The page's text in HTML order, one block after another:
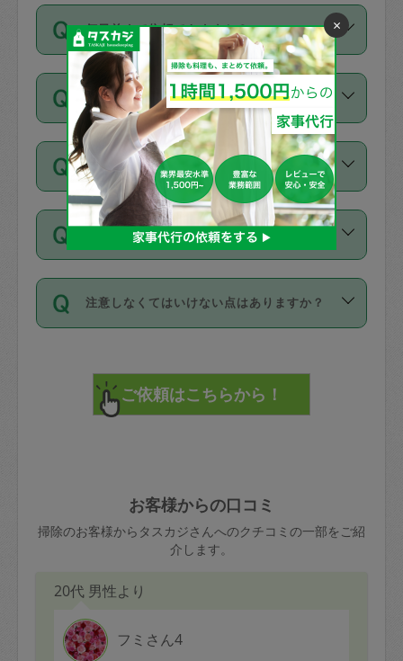
万が一、依頼した時間帯と作業時間が１
時間も被らない場合、損害保険の対象外
となりますので、ご注意ください。
方、海外からの留学生、家事が好きな会
社員など様々なバックグラウンドの方が
登録しています。
また外国人の方は英語しか話せない方、
日本語も話せる方など様々です。
バックグラウンドや得意分野はプロフィ
ールに記載していますので、各自の得意
分野を見極めて、目的に合わせてお仕事
を依頼してください。
人の場合は在留カードで労働許可状況を
確認しています。タスカジさんトレーニ
ング動画を使ったセルフトレーニングの
のち、タスカジモニター宅にて３時間の
現場トライアルを受け、合格したタスカ
ジさんが活動されています。
※テストセンターの講評は１件目のレビュ
ーとして記載されていますので依頼の際
に参考にしてください。
参考：【詳細】タスカジさんの登録に際
依頼者とタスカジさんとの間でタスカジ
を通して成立した作業時間内での作業に
適用されます。作業範囲は、掃除、洗
濯、料理、作り置き、整理収納、買い物
です。作業中に物を壊したり、人にけが
をさせたりした場合が対象で、補償金額
は対物1000万円、対人1億円が上限で
す。
万が一損害が発生した場合は、その場の
写真を撮り、
詳細FAQ：
損害賠償保険について教えて
何日前まで依頼できますか？
ご依頼は、現在を起点に3日後（72時間
以降）の日時から受付可能となっていま
す。
ただし、72時間を切った直前の日程では
タスカジさんへ「募集」をかけることが
可能です。
キャンセル料はかかりますか？
キャンセル料には、以下の2種類がありま
す。
1. 直前キャンセル（定期、スポット契約
共通）
72時間を超える※と、以下のキャンセル
料が発生します。
直前キャンセル料：
72時間前〜24時間前＝依頼料金の50%
依頼者不在による当日キャンセル＝依頼
金額の100%＋交通費全額
合、水曜日午前9時以降はキャンセル料が
発生
水曜日9時〜金曜日9時まで＝依頼料金の
お試し利用はできますか？
「お試し利用」というメニューはありま
せんが、「一回のみ」依頼を活用するこ
とによって、気に入ったタスカジさんを
まず、条件の合う気になるタスカジさ
みてください。
その後、一番気に入ったタスカジさんに
不在の場合にもお願いできますか？
不在の場合の作業はタスカジさんの同意
が必要です。数回の依頼ののち、タスカ
ジさんと依頼者の間で十分な信頼関係が
てください。
不在時に部屋に入るためにタスカジさん
きた場合は損害保険の対象外となるので
ご注意ください。
注意しなくてはいけない点はありますか？
で、必ず鍵のかかるロッカーや金庫に入
れて依頼者の責任の元管理するよう心掛
けてください。
あわせてこちらも参照ください ： 初めて
利用します。注意しなくてはいけない点
はありますか？
お客様からの口コミ
掃除のお客様からタスカジさんへのクチコミの一部をご紹
介します。
20代 男性より
フミさん4
×